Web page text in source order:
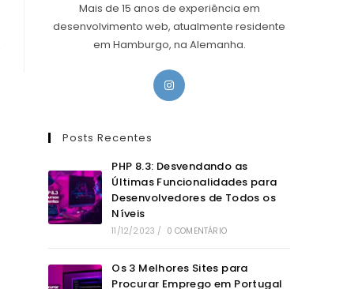
Mais de 15 anos de experiência em
desenvolvimento web, atualmente residente
em Hamburgo, na Alemanha.
Abre
Posts Recentes
PHP 8.3: Desvendando as
Últimas Funcionalidades para
Desenvolvedores de Todos os
Níveis
11/12/2023 / 0 COMENTÁRIO
Os 3 Melhores Sites para
Procurar Emprego em Portugal